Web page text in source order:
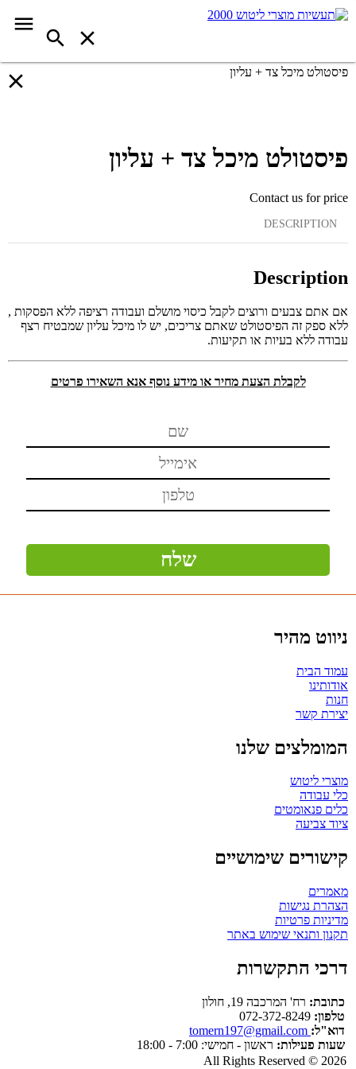
פיסטולט מיכל צד + עליון
פיסטולט מיכל צד + עליון
Contact us for price
DESCRIPTION
Description
אם אתם צבעים ורוצים לקבל כיסוי מושלם ועבודה רציפה ללא הפסקות ,
ללא ספק זה הפיסטולט שאתם צריכים, יש לו מיכל עליון שמבטיח רצף
עבודה ללא בעיות או תקיעות.
לקבלת הצעת מחיר או מידע נוסף אנא השאירו פרטים
ניווט מהיר
עמוד הבית
אודותינו
חנות
יצירת קשר
המומלצים שלנו
מוצרי ליטוש
כלי עבודה
כלים פנאומטים
ציוד צביעה
קישורים שימושיים
מאמרים
הצהרת נגישות
מדיניות פרטיות
תקנון ותנאי שימוש באתר
דרכי התקשרות
כתובת: רח' המרכבה 19, חולון
טלפון:
דוא"ל:
שעות פעילות: ראשון - חמישי: 7:00 - 18:00
All Rights Reserved © 2026